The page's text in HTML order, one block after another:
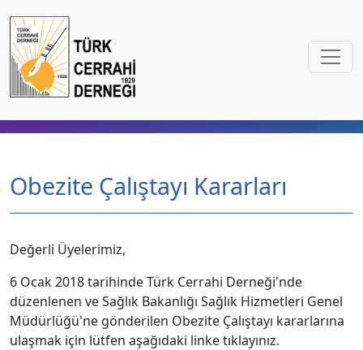
Obezite Çalıştayı Kararları
Değerli Üyelerimiz,
6 Ocak 2018 tarihinde Türk Cerrahi Derneği'nde
düzenlenen ve Sağlık Bakanlığı Sağlık Hizmetleri Genel
Müdürlüğü'ne gönderilen Obezite Çalıştayı kararlarına
ulaşmak için lütfen aşağıdaki linke tıklayınız.